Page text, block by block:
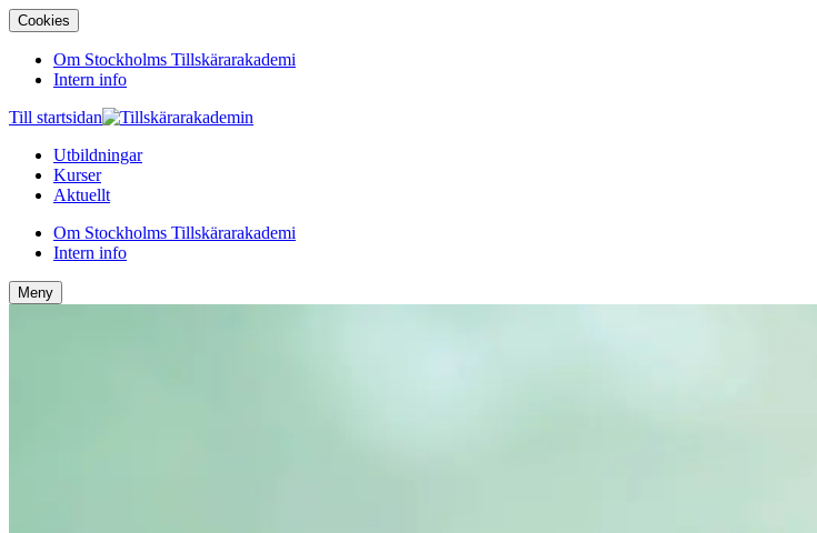
Cookies
Om Stockholms Tillskärarakademi
Intern info
Till startsidan
Utbildningar
Kurser
Aktuellt
Om Stockholms Tillskärarakademi
Intern info
Meny